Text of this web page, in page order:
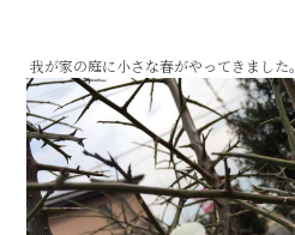
我が家の庭に小さな春がやってきました。